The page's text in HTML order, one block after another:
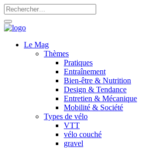
Le Mag
Thèmes
Pratiques
Entraînement
Bien-être & Nutrition
Design & Tendance
Entretien & Mécanique
Mobilité & Société
Types de vélo
VTT
vélo couché
gravel